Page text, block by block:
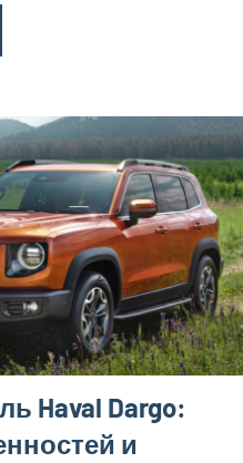
Haval Dargo:
и